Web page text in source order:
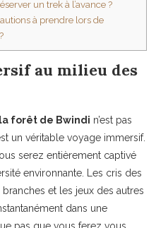
un trek à l’avance ?
à prendre lors de
au milieu des
forêt de Bwindi n’est pas
un véritable voyage immersif.
serez entièrement captivé
environnante. Les cris des
et les jeux des autres
dans une